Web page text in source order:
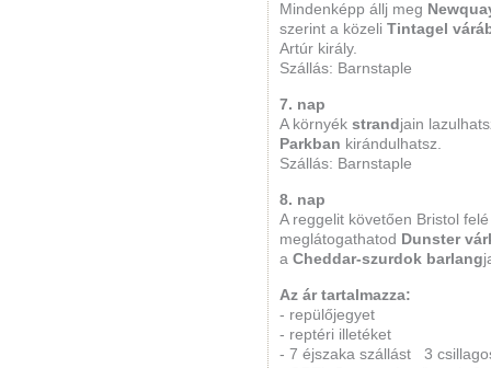
Mindenképp állj meg
szerint a közeli Tintagel
Artúr király.
Szállás: Barnstaple
7. nap
A környék strand jain
Parkban kirándulhatsz.
Szállás: Barnstaple
8. nap
A reggelit követően Bristol
meglátogathatod Dunster
a Cheddar-szurdok barlang
Az ár tartalmazza:
- repülőjegyet
- reptéri illetéket
- 7 éjszaka szállást 3